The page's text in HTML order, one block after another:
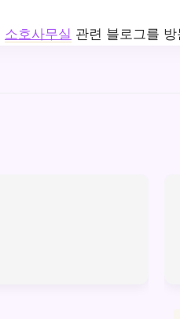
소호사무실 관련 블로그를